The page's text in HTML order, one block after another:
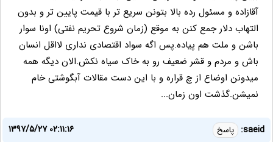
آقازاده و مسئول رده بالا بتونن سریع تر با قیمت پایین تر و بدون
التهاب دلار جمع کنن به موقع (زمان شروع تحریم نفتی) اونا سوار
باشن و ملت هم پیاده.پس اگه سواد اقتصادی نداری لااقل انسان
باش و مردم و قشر ضعیف رو به خاک سیاه نکش.الان دیگه همه
میدونن اوضاع از چ قراره و با این دست مقالات آبگوشتی خام
نمیشن.گذشت اون زمان...
saeid: پاسخ
۱۳۹۷/۵/۲۷ ۰۲:۱۱:۱۶